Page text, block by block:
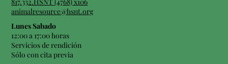
animalresource@hsnt.org
Lunes Sabado
12:00 a 17:00 horas
Servicios de rendición
Sólo con cita previa